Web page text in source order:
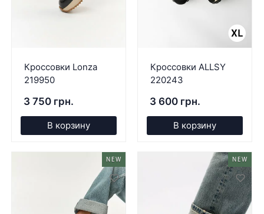
Кроссовки Lonza
219950
3 750 грн.
В корзину
Кроссовки ALLSY
220243
3 600 грн.
В корзину
NEW NEW